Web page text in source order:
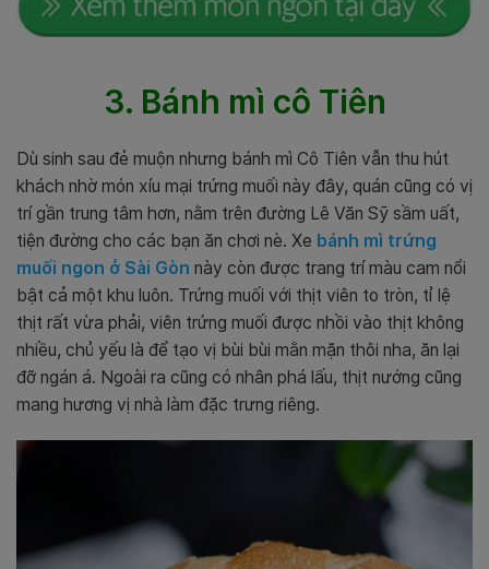
3. Bánh mì cô Tiên
Dù sinh sau đẻ muộn nhưng bánh mì Cô Tiên vẫn thu hút
khách nhờ món xíu mại trứng muối này đây, quán cũng có vị
trí gần trung tâm hơn, nằm trên đường Lê Văn Sỹ sầm uất,
tiện đường cho các bạn ăn chơi nè. Xe bánh mì trứng
muối ngon ở Sài Gòn này còn được trang trí màu cam nổi
bật cả một khu luôn. Trứng muối với thịt viên to tròn, tỉ lệ
thịt rất vừa phải, viên trứng muối được nhồi vào thịt không
nhiều, chủ yếu là để tạo vị bùi bùi mằn mặn thôi nha, ăn lại
đỡ ngán á. Ngoài ra cũng có nhân phá lấu, thịt nướng cũng
mang hương vị nhà làm đặc trưng riêng.